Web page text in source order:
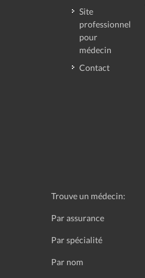
Site
professionnel
pour
médecin
Contact
Trouve un médecin:
Par assurance
Par spécialité
Par nom